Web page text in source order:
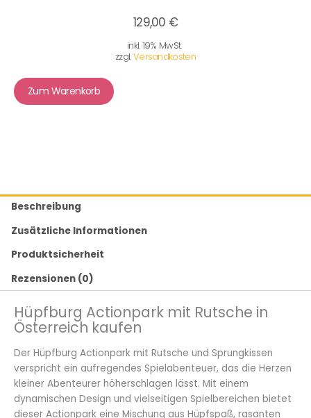
129,00 €
inkl. 19% MwSt.
zzgl.Versandkosten
Zum Warenkorb
Beschreibung
Zusätzliche Informationen
Produktsicherheit
Rezensionen (0)
Hüpfburg Actionpark mit Rutsche in
Österreich kaufen
Der Hüpfburg Actionpark mit Rutsche und Sprungkissen
verspricht ein aufregendes Spielabenteuer, das die Herzen
kleiner Abenteurer höherschlagen lässt. Mit einem
dynamischen Design und vielseitigen Spielbereichen bietet
dieser Actionpark eine Mischung aus Hüpfspaß, rasanten